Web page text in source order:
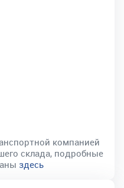
компанией
склада, подробные
здесь